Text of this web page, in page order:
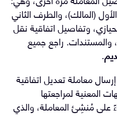
(المالك)، والطرف الثاني
وتفاصيل اتفاقية نقل
والمستندات. راجع جميع
.
معاملة تعديل اتفاقية
المعنية لمراجعتها
على مُنشِئ المعاملة، والذي